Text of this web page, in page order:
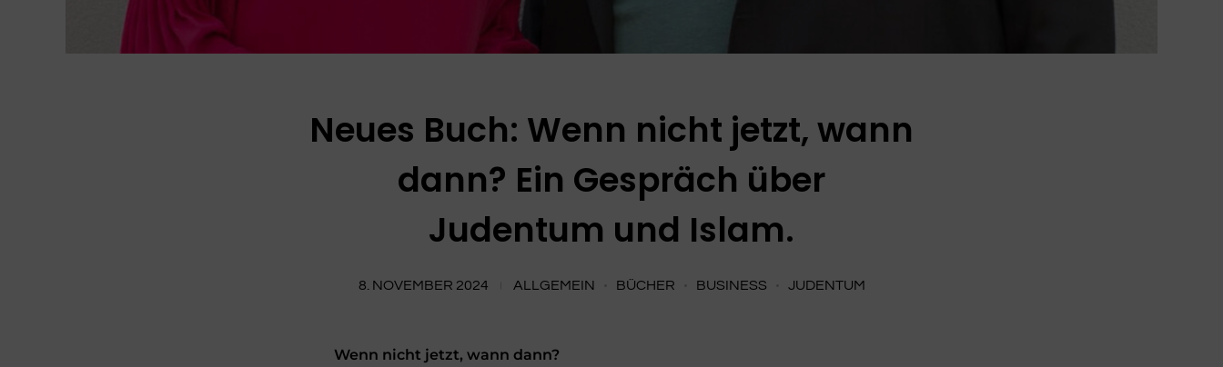
Neues Buch: Wenn nicht jetzt, wann
dann? Ein Gespräch über
Judentum und Islam.
8. NOVEMBER 2024 ALLGEMEIN BÜCHER BUSINESS JUDENTUM
Wenn nicht jetzt, wann dann?